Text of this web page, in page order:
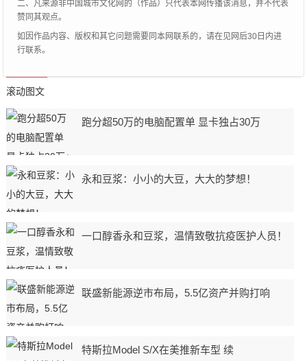
二、凡来源非中国城市文化网的（作品）只代表本网传播该消息，并不代表
赞同其观点。
如因作品内容、版权和其它问题需要同本网联系的，请在见网后30日内进
行联系。
滚动图文
跑分超50万的电脑配置单 显卡独占30万
永和豆浆：小小的大豆，大大的梦想！
一口醇香永和豆浆，温情致敬抗疫医护人员！
联盛新能源逆市布局，5.5亿资产并购打响
特斯拉Model S/X在美推新车型 续